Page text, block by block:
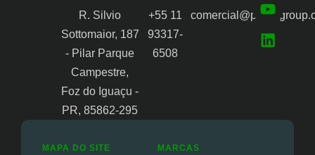
R. Silvio
Sottomaior, 187
- Pilar Parque
Campestre,
Foz do Iguaçu -
PR, 85862-295
+55 11
93317-
6508
MAPA DO SITE MARCAS